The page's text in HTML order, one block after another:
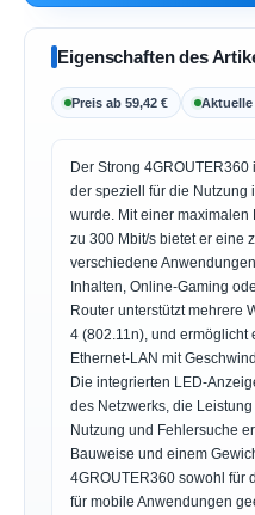
Eigenschaften des
Preis ab 59,42 € Aktuelle
Der Strong
der speziell für die Nutzung
wurde. Mit einer
zu 300 Mbit/s bietet er eine
verschiedene
Inhalten, Online-Gaming
Router unterstützt mehrere
4 (802.11n), und
Ethernet-LAN mit
Die integrierten LED-
des Netzwerks, die
Nutzung und Fehlersuche
Bauweise und einem
4GROUTER360 sowohl für
für mobile Anwendungen